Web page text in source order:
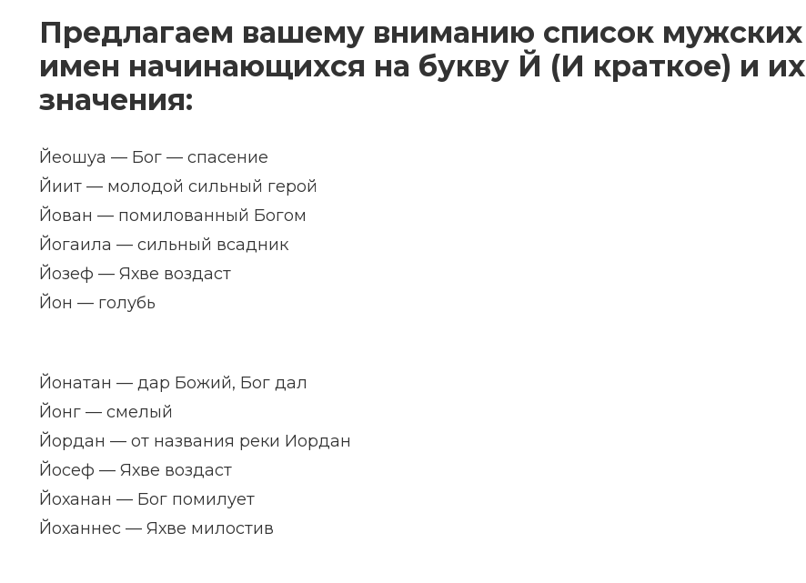
Предлагаем вашему вниманию список мужских
имен начинающихся на букву Й (И краткое) и их
значения:
Йеошуа — Бог — спасение
Йиит — молодой сильный герой
Йован — помилованный Богом
Йогаила — сильный всадник
Йозеф — Яхве воздаст
Йон — голубь
Йонатан — дар Божий, Бог дал
Йонг — смелый
Йордан — от названия реки Иордан
Йосеф — Яхве воздаст
Йоханан — Бог помилует
Йоханнес — Яхве милостив